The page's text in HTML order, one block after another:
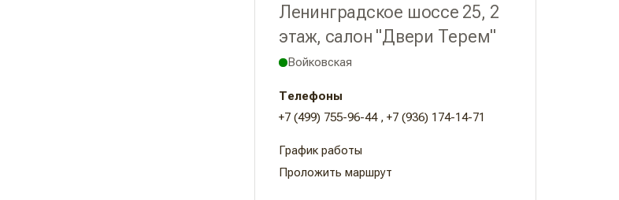
Ленинградское шоссе 25, 2
этаж, салон "Двери Терем"
Войковская
Телефоны
+7 (499) 755-96-44, +7 (936) 174-14-71
Проложить маршрут